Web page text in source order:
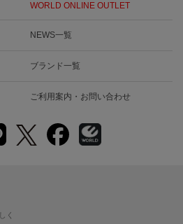
WORLD ONLINE OUTLET
NEWS一覧
ブランド一覧
ご利用案内・お問い合わせ
く